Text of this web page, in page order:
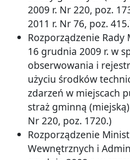
2009 r. Nr 220, poz.
2011 r. Nr 76, poz.
Rozporządzenie
16 grudnia 2009 r. w
obserwowania i
użyciu środków
zdarzeń w miejscach
straż gminną (miejską)
Nr 220, poz. 1720.)
Rozporządzenie
Wewnętrznych i